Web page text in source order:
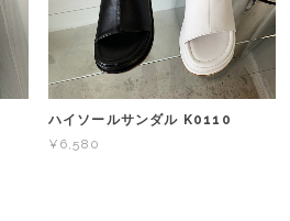
ハイソールサンダル K0110
¥6,580